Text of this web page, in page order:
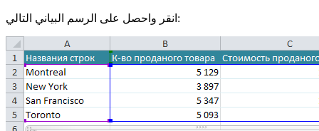
انقر واحصل على الرسم البياني التالي: